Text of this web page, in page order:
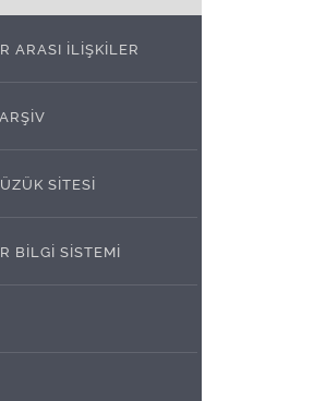
ARASI İLİŞKİLER
SİTESİ
BİLGİ SİSTEMİ